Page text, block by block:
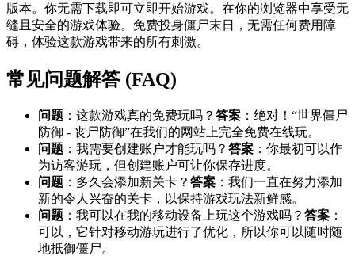
版本。你无需下载即可立即开始游戏。在你的浏览器中享受无
缝且安全的游戏体验。免费投身僵尸末日，无需任何费用障
碍，体验这款游戏带来的所有刺激。
常见问题解答 (FAQ)
问题 ：这款游戏真的免费玩吗？ 答案 ：绝对！“世界僵尸
防御 - 丧尸防御”在我们的网站上完全免费在线玩。
问题 ：我需要创建账户才能玩吗？ 答案 ：你最初可以作
为访客游玩，但创建账户可让你保存进度。
问题 ：多久会添加新关卡？ 答案 ：我们一直在努力添加
新的令人兴奋的关卡，以保持游戏玩法新鲜感。
问题 ：我可以在我的移动设备上玩这个游戏吗？ 答案 ：
可以，它针对移动游玩进行了优化，所以你可以随时随
地抵御僵尸。